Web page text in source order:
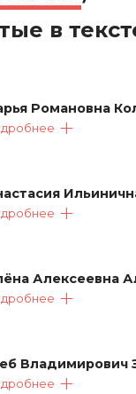
в
Романовна
Алексеевна
Владимирович